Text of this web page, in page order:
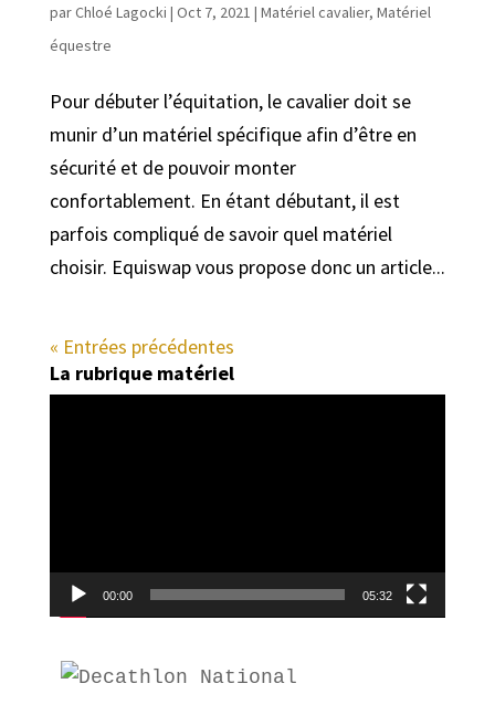
parChloé Lagocki | Oct 7, 2021 | Matériel cavalier, Matériel
équestre
Pour débuter l’équitation, le cavalier doit se
munir d’un matériel spécifique afin d’être en
sécurité et de pouvoir monter
confortablement. En étant débutant, il est
parfois compliqué de savoir quel matériel
choisir. Equiswap vous propose donc un article...
« Entrées précédentes
La rubrique matériel
00:00 05:32